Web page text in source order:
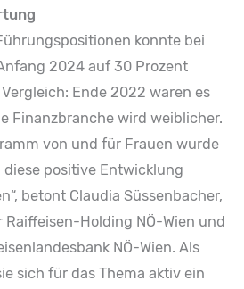
konnte bei
2024 auf 30 Prozent
Ende 2022 waren es
Finanzbranche wird weiblicher.
von und für Frauen wurde
positive Entwicklung
betont Claudia Süssenbacher,
Holding NÖ-Wien und
NÖ-Wien. Als
sich für das Thema aktiv ein